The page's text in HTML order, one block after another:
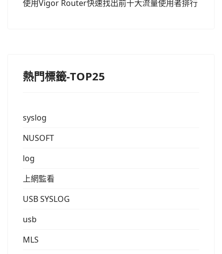
使用Vigor Router快速找出前十大流量使用者排行
熱門標籤-TOP25
syslog
NUSOFT
log
上網監看
USB SYSLOG
usb
MLS